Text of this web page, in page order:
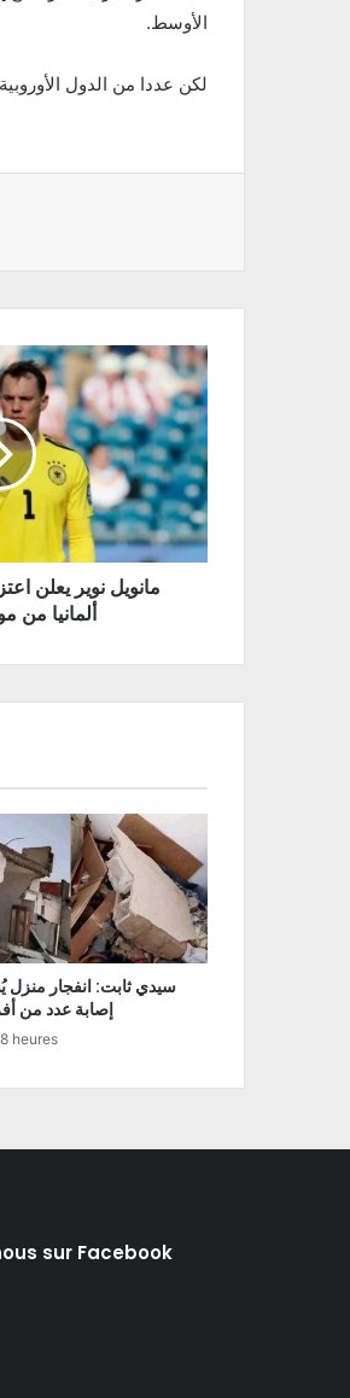
الأوسط.
لكن عددا من الدول
مانويل نوير يعلن
ألمانيا من
سيدي ثابت: انفجار
إصابة عدد من
heures
sur Facebook